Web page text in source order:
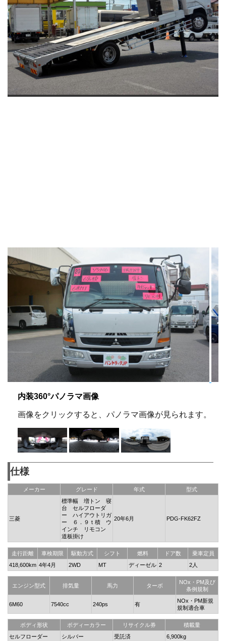
内装360°パノラマ画像
画像をクリックすると、パノラマ画像が見られます。
仕様
メーカー グレード 年式 型式
三菱
標準幅 増トン 寝
台 セルフローダ
ー ハイアウトリガ
ー ６．９ｔ積 ウ
インチ リモコン
道板掛け
20年6月 PDG-FK62FZ
走行距離 車検期限 駆動方式 シフト 燃料 ドア数
乗車定員
418,600km 4年4月 2WD MT ディーゼル 2 2人
エンジン型式 排気量 馬力 ターボ
NOx・PM及び
条例規制
6M60 7540cc 240ps 有
NOx・PM新規
規制適合車
ボディ形状 ボディーカラー リサイクル券
積載量
セルフローダー
シルバー 受託済 6,900kg